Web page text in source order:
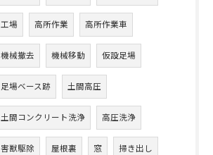
工場 高所作業 高所作業車
機械撤去 機械移動 仮設足場
足場ベース跡 土間高圧
土間コンクリート洗浄 高圧洗浄
害獣駆除 屋根裏 窓 掃き出し